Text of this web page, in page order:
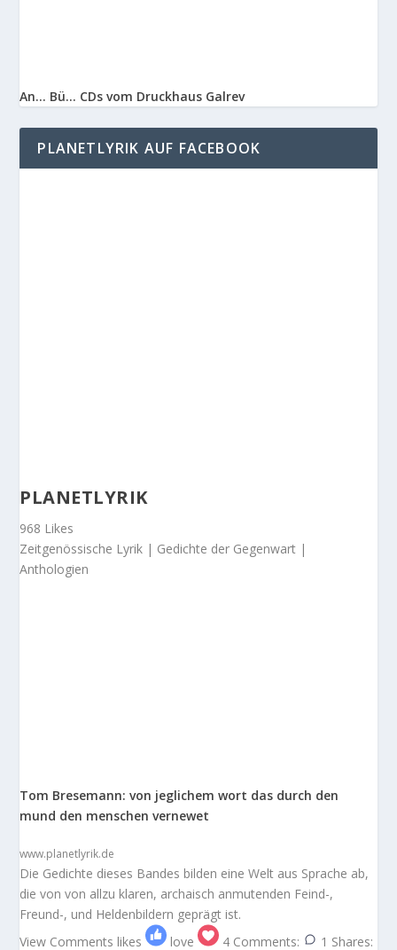
An… Bü… CDs vom Druckhaus Galrev
PLANETLYRIK AUF FACEBOOK
PLANETLYRIK
968 Likes
Zeitgenössische Lyrik | Gedichte der Gegenwart |
Anthologien
Tom Bresemann: von jeglichem wort das durch den
mund den menschen vernewet
www.planetlyrik.de
Die Gedichte dieses Bandes bilden eine Welt aus Sprache ab,
die von von allzu klaren, archaisch anmutenden Feind-,
Freund-, und Heldenbildern geprägt ist.
View Comments likes love 4 Comments: 1 Shares: